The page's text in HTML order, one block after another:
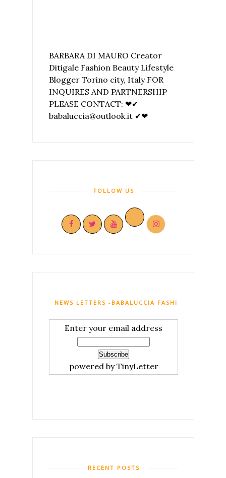
BARBARA DI MAURO Creator
Ditigale Fashion Beauty Lifestyle
Blogger Torino city, Italy FOR
INQUIRES AND PARTNERSHIP
PLEASE CONTACT: ❤✔
babaluccia@outlook.it ✔❤
FOLLOW US
NEWS LETTERS -BABALUCCIA FASHION AND MY
Enter your email address
powered by TinyLetter
RECENT POSTS